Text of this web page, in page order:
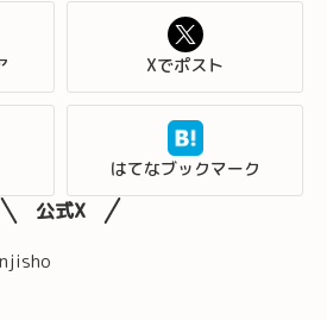
Xでポスト
はてなブックマーク
公式X